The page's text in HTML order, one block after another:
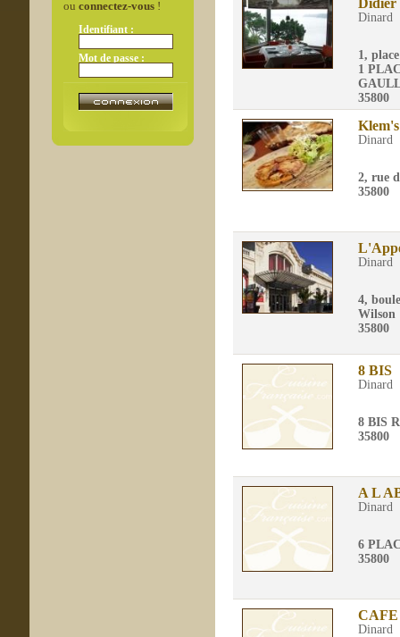
ou connectez-vous!
Identifiant :
Mot de passe :
Didier
Dinard
1,
1
35800
Klem's
Dinard
2, rue
35800
Dinard
4,
Wilson
35800
8 BIS
Dinard
8 BIS
35800
A L
Dinard
6
35800
Dinard